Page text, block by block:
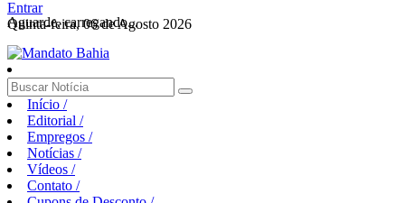
Aguarde, carregando...
Entrar
Quinta-feira, 06 de Agosto 2026
Início /
Editorial /
Empregos /
Notícias /
Vídeos /
Contato /